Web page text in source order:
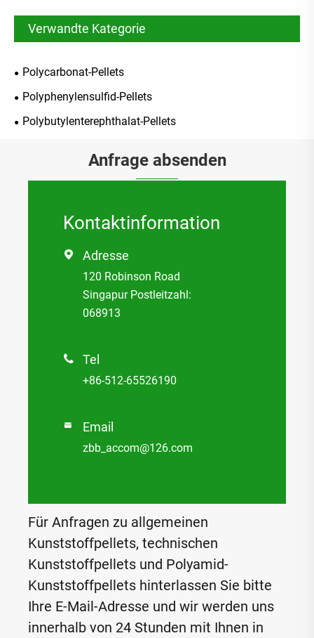
Verwandte Kategorie
Polycarbonat-Pellets
Polyphenylensulfid-Pellets
Polybutylenterephthalat-Pellets
Anfrage absenden
Kontaktinformation
 Adresse
120 Robinson Road
Singapur Postleitzahl:
068913
 Tel
+86-512-65526190
 Email
zbb_accom@126.com
Für Anfragen zu allgemeinen
Kunststoffpellets, technischen
Kunststoffpellets und Polyamid-
Kunststoffpellets hinterlassen Sie bitte
Ihre E-Mail-Adresse und wir werden uns
innerhalb von 24 Stunden mit Ihnen in